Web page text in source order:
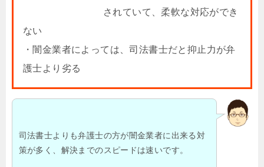
されていて、柔軟な対応ができ
ない
・闇金業者によっては、司法書士だと抑止力が弁
護士より劣る
司法書士よりも弁護士の方が闇金業者に出来る対
策が多く、解決までのスピードは速いです。